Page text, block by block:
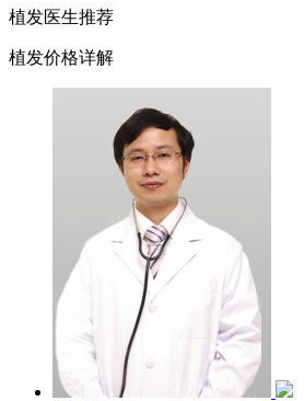
植发医生推荐
植发价格详解